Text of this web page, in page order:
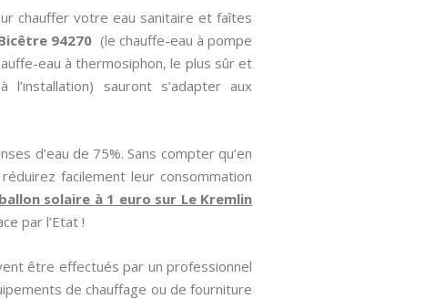
chauffer votre eau sanitaire et faîtes
94270 (le chauffe-eau à pompe
eau à thermosiphon, le plus sûr et
sauront s’adapter aux
d’eau de 75%. Sans compter qu’en
facilement leur consommation
ballon solaire à 1 euro sur Le Kremlin
par l’Etat !
être effectués par un professionnel
de chauffage ou de fourniture